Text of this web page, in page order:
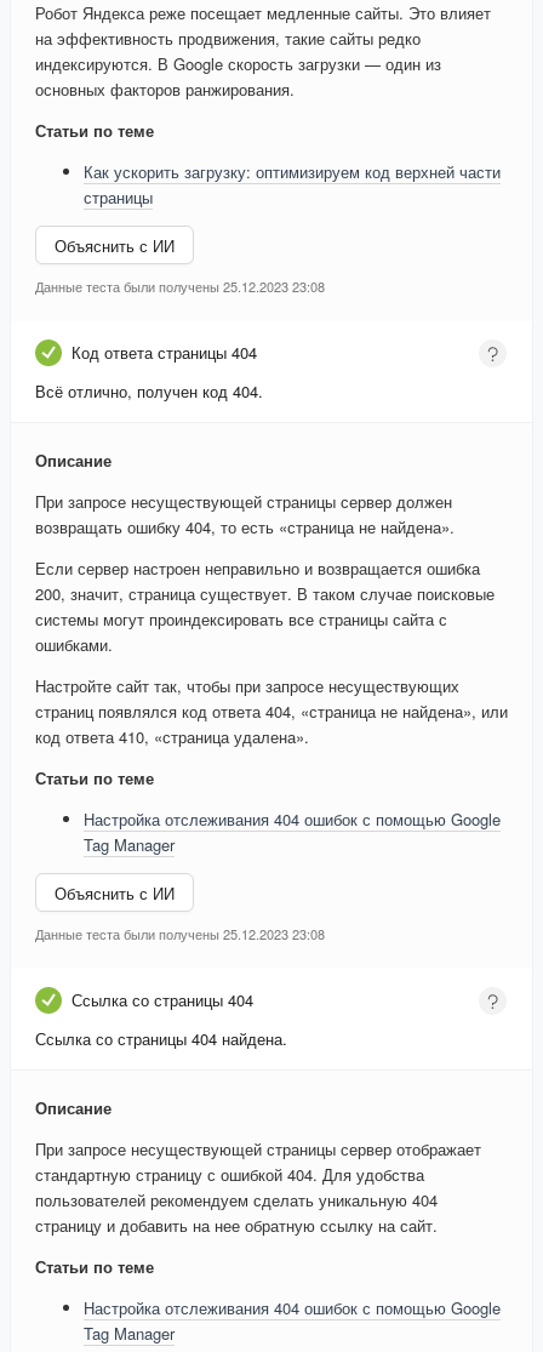
Робот Яндекса реже посещает медленные сайты. Это влияет
на эффективность продвижения, такие сайты редко
индексируются. В Google скорость загрузки — один из
основных факторов ранжирования.
Статьи по теме
Как ускорить загрузку: оптимизируем код верхней части
страницы
Объяснить с ИИ
Данные теста были получены 25.12.2023 23:08
Код ответа страницы 404
Всё отлично, получен код 404.
Описание
При запросе несуществующей страницы сервер должен
возвращать ошибку 404, то есть «страница не найдена».
Если сервер настроен неправильно и возвращается ошибка
200, значит, страница существует. В таком случае поисковые
системы могут проиндексировать все страницы сайта с
ошибками.
Настройте сайт так, чтобы при запросе несуществующих
страниц появлялся код ответа 404, «страница не найдена», или
код ответа 410, «страница удалена».
Статьи по теме
Настройка отслеживания 404 ошибок с помощью Google
Tag Manager
Объяснить с ИИ
Данные теста были получены 25.12.2023 23:08
Ссылка со страницы 404
Ссылка со страницы 404 найдена.
Описание
При запросе несуществующей страницы сервер отображает
стандартную страницу с ошибкой 404. Для удобства
пользователей рекомендуем сделать уникальную 404
страницу и добавить на нее обратную ссылку на сайт.
Статьи по теме
Настройка отслеживания 404 ошибок с помощью Google
Tag Manager